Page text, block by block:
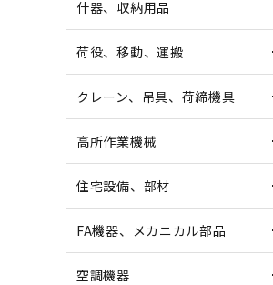
什器、収納用品
荷役、移動、運搬
クレーン、吊具、荷締機具
高所作業機械
住宅設備、部材
FA機器、メカニカル部品
空調機器